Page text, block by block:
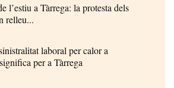
l’estiu a Tàrrega: la protesta dels
relleu...
laboral per calor a
per a Tàrrega